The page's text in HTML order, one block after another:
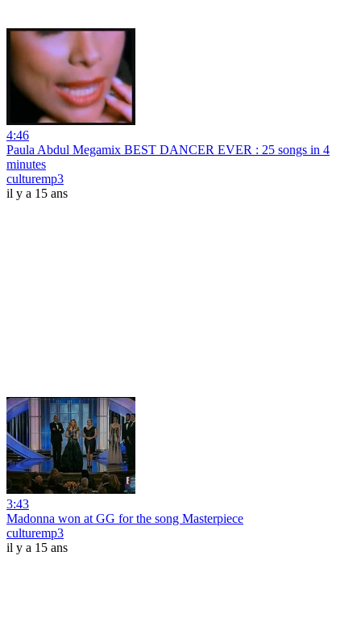
4:46
Paula Abdul Megamix BEST DANCER EVER : 25 songs in 4
minutes
culturemp3
il y a 15 ans
3:43
Madonna won at GG for the song Masterpiece
culturemp3
il y a 15 ans